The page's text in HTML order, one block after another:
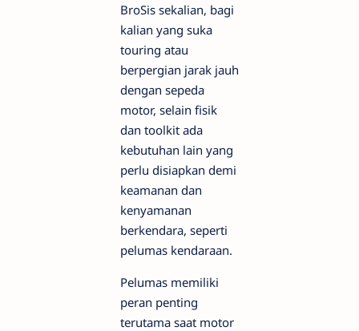
BroSis sekalian, bagi
kalian yang suka
touring atau
berpergian jarak jauh
dengan sepeda
motor, selain fisik
dan toolkit ada
kebutuhan lain yang
perlu disiapkan demi
keamanan dan
kenyamanan
berkendara, seperti
pelumas kendaraan.
Pelumas memiliki
peran penting
terutama saat motor